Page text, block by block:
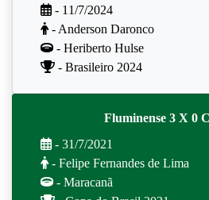
- 11/7/2024
- Anderson Daronco
- Heriberto Hulse
- Brasileiro 2024
Fluminense 3 X 0
- 31/7/2021
- Felipe Fernandes de Lima
- Maracanã